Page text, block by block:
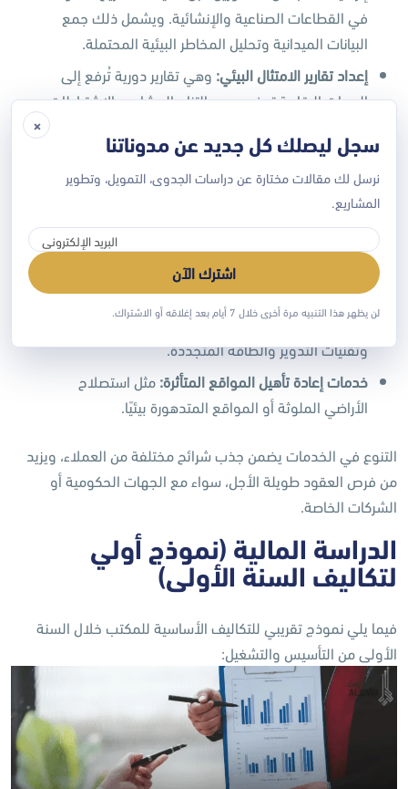
في القطاعات الصناعية والإنشائية. ويشمل ذلك جمع
البيانات الميدانية وتحليل المخاطر البيئية المحتملة.
إعداد تقارير الامتثال البيئي: وهي تقارير دورية تُرفع إلى
الجهات الرقابية توضح مدى التزام المشاريع بالاشتراطات
قياسات جودة الهواء والمياه والتربة:وتشمل استخدام
أجهزة تحليل دقيقة لرصد الملوثات البيئية، مع تقديم
توصيات للمعالجة إن لزم الأمر.
وهي خطط تهدف إلى
إدارة الآثار البيئية خلال مراحل تنفيذ المشروع.
الاستشارات الخاصة بالاستدامة والتحول البيئي:مثل
تخفيض البصمة الكربونية، وإعادة استخدام الموارد،
وتقنيات التدوير والطاقة المتجددة.
خدمات إعادة تأهيل المواقع المتأثرة: مثل استصلاح
الأراضي الملوثة أو المواقع المتدهورة بيئيًا.
التنوع في الخدمات يضمن جذب شرائح مختلفة من العملاء، ويزيد
من فرص العقود طويلة الأجل، سواء مع الجهات الحكومية أو
الشركات الخاصة.
الدراسة المالية (نموذج أولي
لتكاليف السنة الأولى)
فيما يلي نموذج تقريبي للتكاليف الأساسية للمكتب خلال السنة
الأولى من التأسيس والتشغيل:
×
سجل ليصلك كل جديد عن مدوناتنا
نرسل لك مقالات مختارة عن دراسات الجدوى، التمويل، وتطوير
المشاريع.
اشترك الآن
لن يظهر هذا التنبيه مرة أخرى خلال 7 أيام بعد إغلاقه أو الاشتراك.